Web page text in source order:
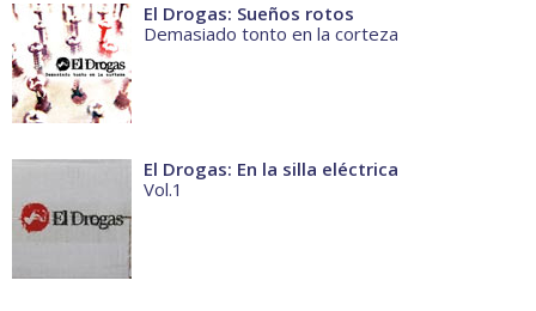
El Drogas: Sueños rotos
Demasiado tonto en la corteza
El Drogas: En la silla eléctrica
Vol.1